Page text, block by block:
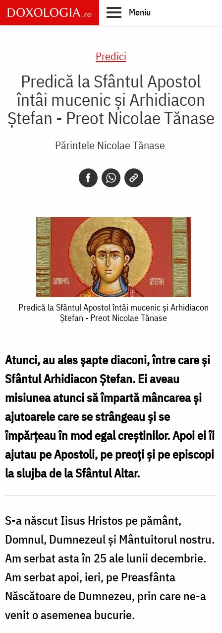
Skip
to
main
Meniu
Predici
Predică la Sfântul Apostol
întâi mucenic şi Arhidiacon
Ştefan - Preot Nicolae Tănase
Părintele Nicolae Tănase
Predică
Apostol
întâi
mucenic
şi
Arhidiacon
Ştefan
-
Preot
Nicolae
Tănase
Predică la Sfântul Apostol întâi mucenic şi Arhidiacon
Ştefan - Preot Nicolae Tănase
Atunci, au ales şapte diaconi, între care şi
Sfântul Arhidiacon Ştefan. Ei aveau
misiunea atunci să împartă mâncarea şi
ajutoarele care se strângeau şi se
împărţeau în mod egal creştinilor. Apoi ei îi
ajutau pe Apostoli, pe preoţi şi pe episcopi
la slujba de la Sfântul Altar.
S-a născut Iisus Hristos pe pământ,
Domnul, Dumnezeul şi Mântuitorul nostru.
Am serbat asta în 25 ale lunii decembrie.
Am serbat apoi, ieri, pe Preasfânta
Născătoare de Dumnezeu, prin care ne-a
venit o asemenea bucurie.